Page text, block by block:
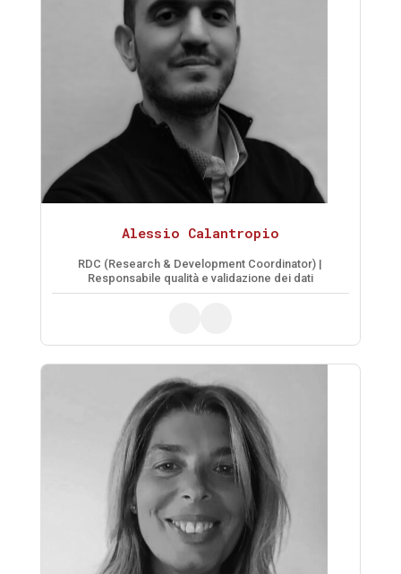
Alessio Calantropio
RDC (Research & Development Coordinator) |
Responsabile qualità e validazione dei dati